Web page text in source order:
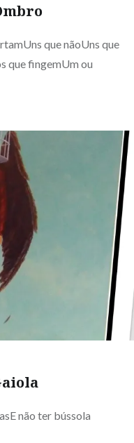
que nãoUns que
que fingemUm ou
não ter bússola